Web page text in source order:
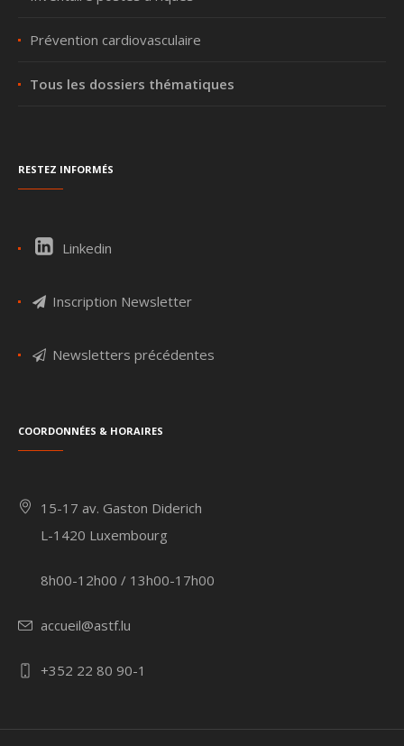
Prévention cardiovasculaire
Tous les dossiers thématiques
Restez informés
Linkedin
Inscription Newsletter
Newsletters précédentes
Coordonnées & Horaires
15-17 av. Gaston Diderich
L-1420 Luxembourg
8h00-12h00 / 13h00-17h00
accueil@astf.lu
+352 22 80 90-1